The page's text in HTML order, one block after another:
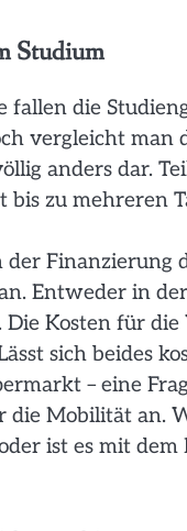
Studium
fallen die
vergleicht
anders dar.
zu mehreren
der Finanzierung
Entweder in
Kosten für
sich beides
– eine
die Mobilität an.
ist es mit